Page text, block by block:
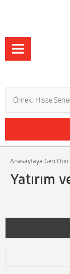
Anasayfaya Geri Dön
Yatırım